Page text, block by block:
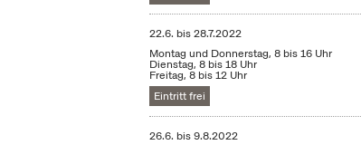
22.6. bis28.7.2022
Montag und Donnerstag, 8 bis 16 Uhr
Dienstag, 8 bis 18 Uhr
Freitag, 8 bis 12 Uhr
Eintritt frei
26.6. bis9.8.2022